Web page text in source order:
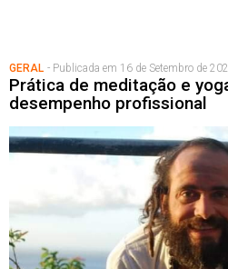
GERAL - Publicada em 16 de Setembro de
Prática de meditação e
desempenho profissional